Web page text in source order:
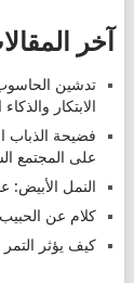
آخر
الابتكار
فضيحة الذباب
على المجتمع
النمل الأبيض:
كلام عن
كيف يؤثر